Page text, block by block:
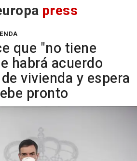
press
que "no tiene
habrá acuerdo
vivienda y espera
pronto